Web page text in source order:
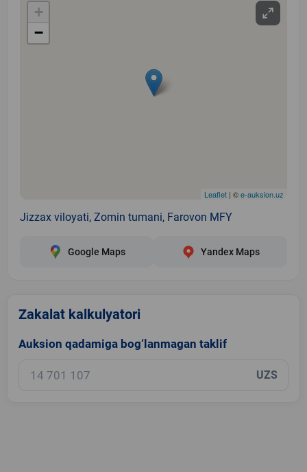
+
−
Leaflet | ©e-auksion.uz
Jizzax viloyati, Zomin tumani, Farovon MFY
Google Maps Yandex Maps
Zakalat kalkulyatori
Auksion qadamiga bog‘lanmagan taklif
UZS